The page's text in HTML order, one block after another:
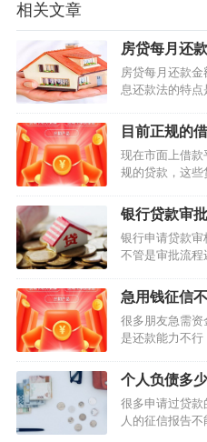
相关文章
房贷每月还
房贷每月还款
息还款法的特点
例大、本金比例
比例大、利息比
法多，而且贷
目前正规的
借钱靠谱
现在市面上借款
规的贷款，这些
不能选择。大多
款利率低的平台
款平台，大家
银行贷款审
不同责任方
银行申请贷款审
不管是审批流程
批程度更加严格
谁的责任呢？下
批慢造成违…
急用钱征信
以放心申请
很多朋友急需
是还款能力不
多贷款平台能
天就来简单分
贷？…
个人负债多
合适
很多申请过贷
人的征信报告